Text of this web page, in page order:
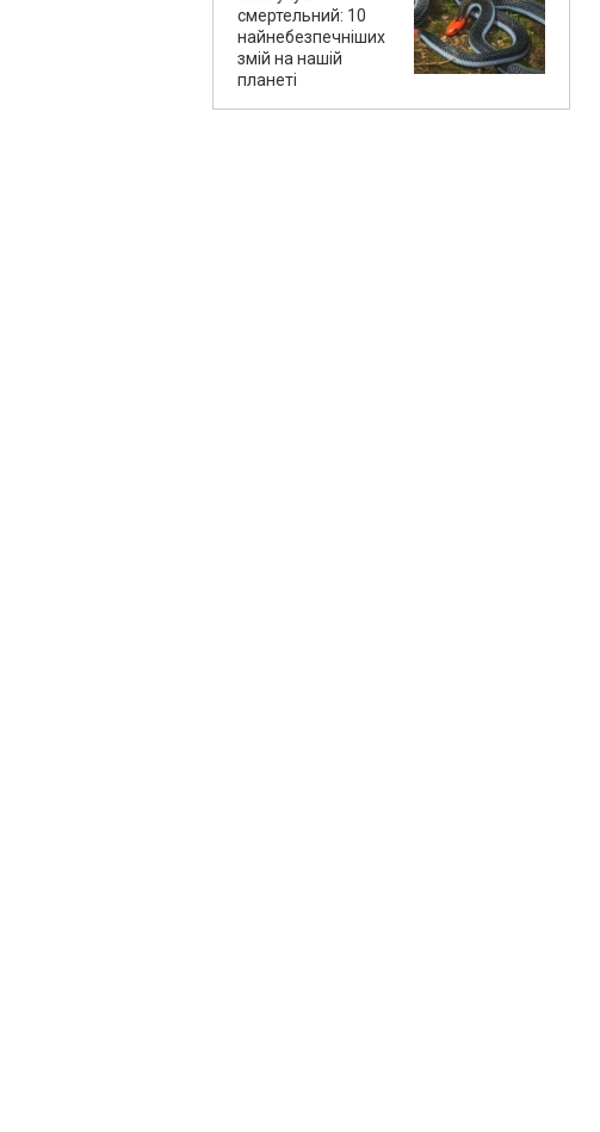
смертельний: 10
найнебезпечніших
змій на нашій
планеті